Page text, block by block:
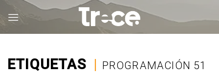
ETIQUETAS | PROGRAMACIÓN 51